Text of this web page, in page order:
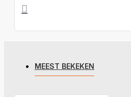
MEEST BEKEKEN